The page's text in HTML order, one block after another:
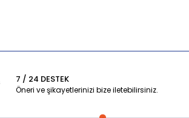
7 / 24 DESTEK
Öneri ve şikayetlerinizi bize iletebilirsiniz.